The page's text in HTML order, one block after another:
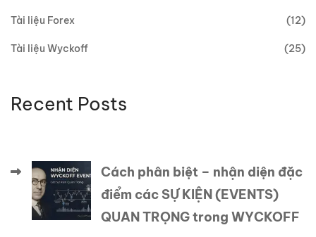
Tài liệu Forex (12)
Tài liệu Wyckoff (25)
Recent Posts
Cách phân biệt – nhận diện đặc
điểm các SỰ KIỆN (EVENTS)
QUAN TRỌNG trong WYCKOFF